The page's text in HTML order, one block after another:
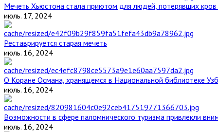
Мечеть Хьюстона стала приютом для людей, потерявших кров
июль. 17, 2024
Реставрируется старая мечеть
июль. 16, 2024
О Коране Османа, хранящемся в Национальной библиотеке
июль. 16, 2024
Возможности в сфере паломнического туризма привлекли
июль. 16, 2024